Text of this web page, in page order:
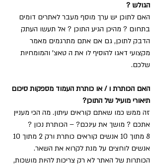
הגולש ?
האם לתוכן יש ערך מוסף מעבר לאתרים דומים
בתחום ? מהיכן הגיע התוכן ? אל תעשו העתק
הדבק לתוכן, גם אם אתם מתרגמים מאמר
מקצועי דאגו להוסיף לו את ה טאצ' והמומחיות
שלכם.
האם הכותרת ו / או כותרת העמוד מספקות סיכום
תיאורי מועיל של התוכן?
זה ממש כמו שאתם קוראים עיתון. מה הכי מעניין
אתכם ? מושך את עינכם? – הכותרת נכון ?
אנשים לוחצים על מנת לקרוא את השאר.
הכותרות של האתר לא רק צריכות להיות מושכות,